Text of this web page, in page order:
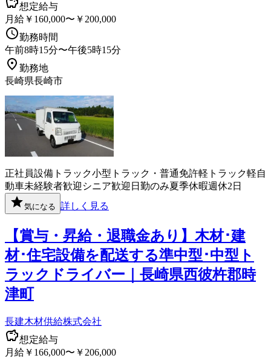
想定給与
月給￥160,000〜￥200,000
勤務時間
午前8時15分〜午後5時15分
勤務地
長崎県長崎市
正社員設備 トラック小型トラック・普通免許軽トラック軽自
動車未経験者歓迎 シニア歓迎 日勤のみ夏季休暇週休2日
気になる 詳しく見る
【賞与・昇給・退職金あり】木材･建
材･住宅設備を配送する準中型･中型ト
ラックドライバー｜長崎県西彼杵郡時
津町
長建木材供給株式会社
想定給与
月給￥166,000〜￥206,000